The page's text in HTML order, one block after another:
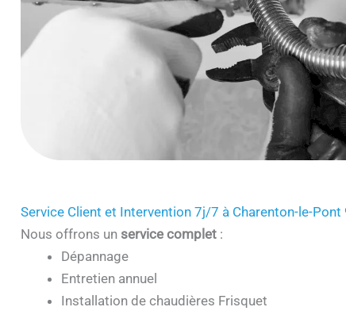
Service Client et Intervention 7j/7 à Charenton-le-Pont
Nous offrons un service complet:
Dépannage
Entretien annuel
Installation de chaudières Frisquet